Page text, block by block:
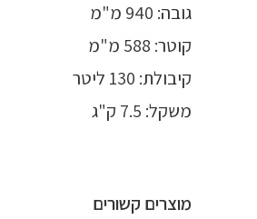
גובה: 940 מ"מ
קוטר: 588 מ"מ
קיבולת: 130 ליטר
משקל: 7.5 ק"ג
מוצרים קשורים